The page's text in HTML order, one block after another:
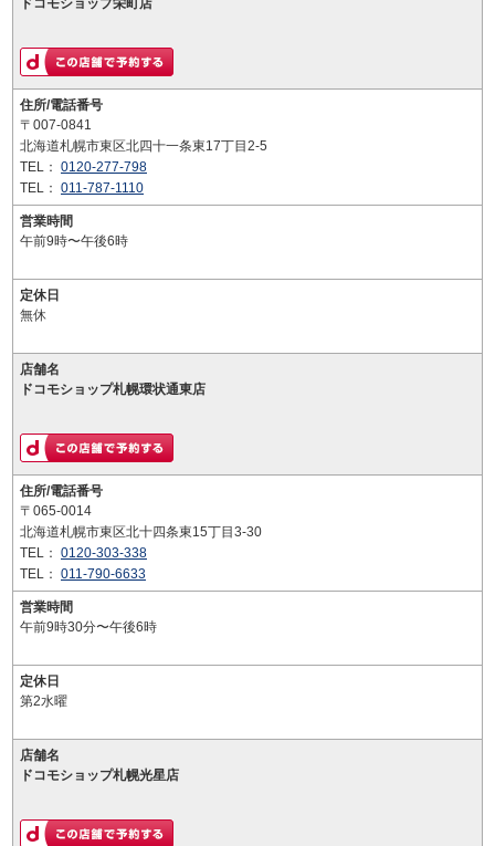
ドコモショップ栄町店
住所/電話番号
〒007-0841
北海道札幌市東区北四十一条東17丁目2-5
TEL： 0120-277-798
TEL： 011-787-1110
営業時間
午前9時〜午後6時
定休日
無休
店舗名
ドコモショップ札幌環状通東店
住所/電話番号
〒065-0014
北海道札幌市東区北十四条東15丁目3-30
TEL： 0120-303-338
TEL： 011-790-6633
営業時間
午前9時30分〜午後6時
定休日
第2水曜
店舗名
ドコモショップ札幌光星店